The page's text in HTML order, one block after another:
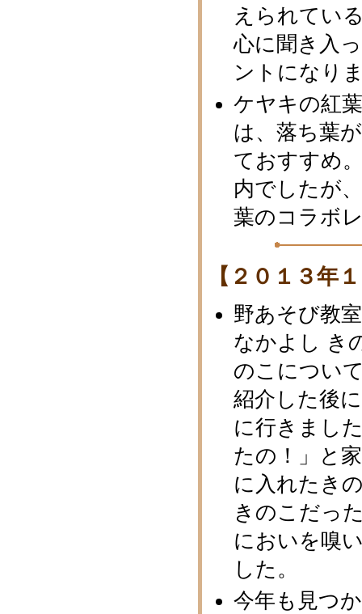
えられてい
心に聞き入
ントになり
ケヤキの紅
は、落ち葉
ておすすめ
内でしたが
葉のコラボ
【２０１３年
野あそび教
なかよし き
のこについ
紹介した後
に行きまし
たの！」と
に入れたき
きのこだっ
においを嗅
した。
今年も見つ